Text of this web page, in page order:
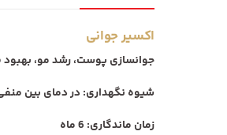
اکسیر جوانی
جوانسازی پوست، رشد مو، بهبود
شیوه نگهداری: در دمای بین
زمان ماندگاری: 6 ماه